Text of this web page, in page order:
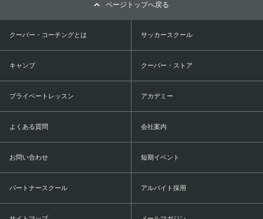
ページトップへ戻る
クーバー・コーチングとは サッカースクール
キャンプ クーバー・ストア
プライベートレッスン アカデミー
よくある質問 会社案内
お問い合わせ 短期イベント
パートナースクール アルバイト採用